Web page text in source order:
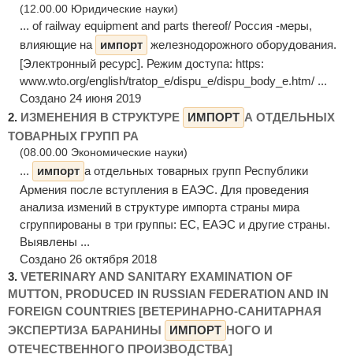
(12.00.00 Юридические науки)
... of railway equipment and parts thereof/ Россия -меры,
влияющие на
импорт железнодорожного оборудования.
[Электронный ресурс]. Режим доступа: https:
www.wto.org/english/tratop_e/dispu_e/dispu_body_e.htm/ ...
Создано 24 июня 2019
2. ИЗМЕНЕНИЯ В СТРУКТУРЕ ИМПОРТ А ОТДЕЛЬНЫХ
ТОВАРНЫХ ГРУПП РА
(08.00.00 Экономические науки)
... импорт а отдельных товарных групп Республики
Армения после вступления в ЕАЭС. Для проведения
анализа измений в структуре импорта страны мира
сгруппированы в три группы: ЕС, ЕАЭС и другие страны.
Выявлены ...
Создано 26 октября 2018
3. VETERINARY AND SANITARY EXAMINATION OF
MUTTON, PRODUCED IN RUSSIAN FEDERATION AND IN
FOREIGN COUNTRIES [ВЕТЕРИНАРНО-САНИТАРНАЯ
ЭКСПЕРТИЗА БАРАНИНЫ
ИМПОРТ НОГО И
ОТЕЧЕСТВЕННОГО ПРОИЗВОДСТВА]